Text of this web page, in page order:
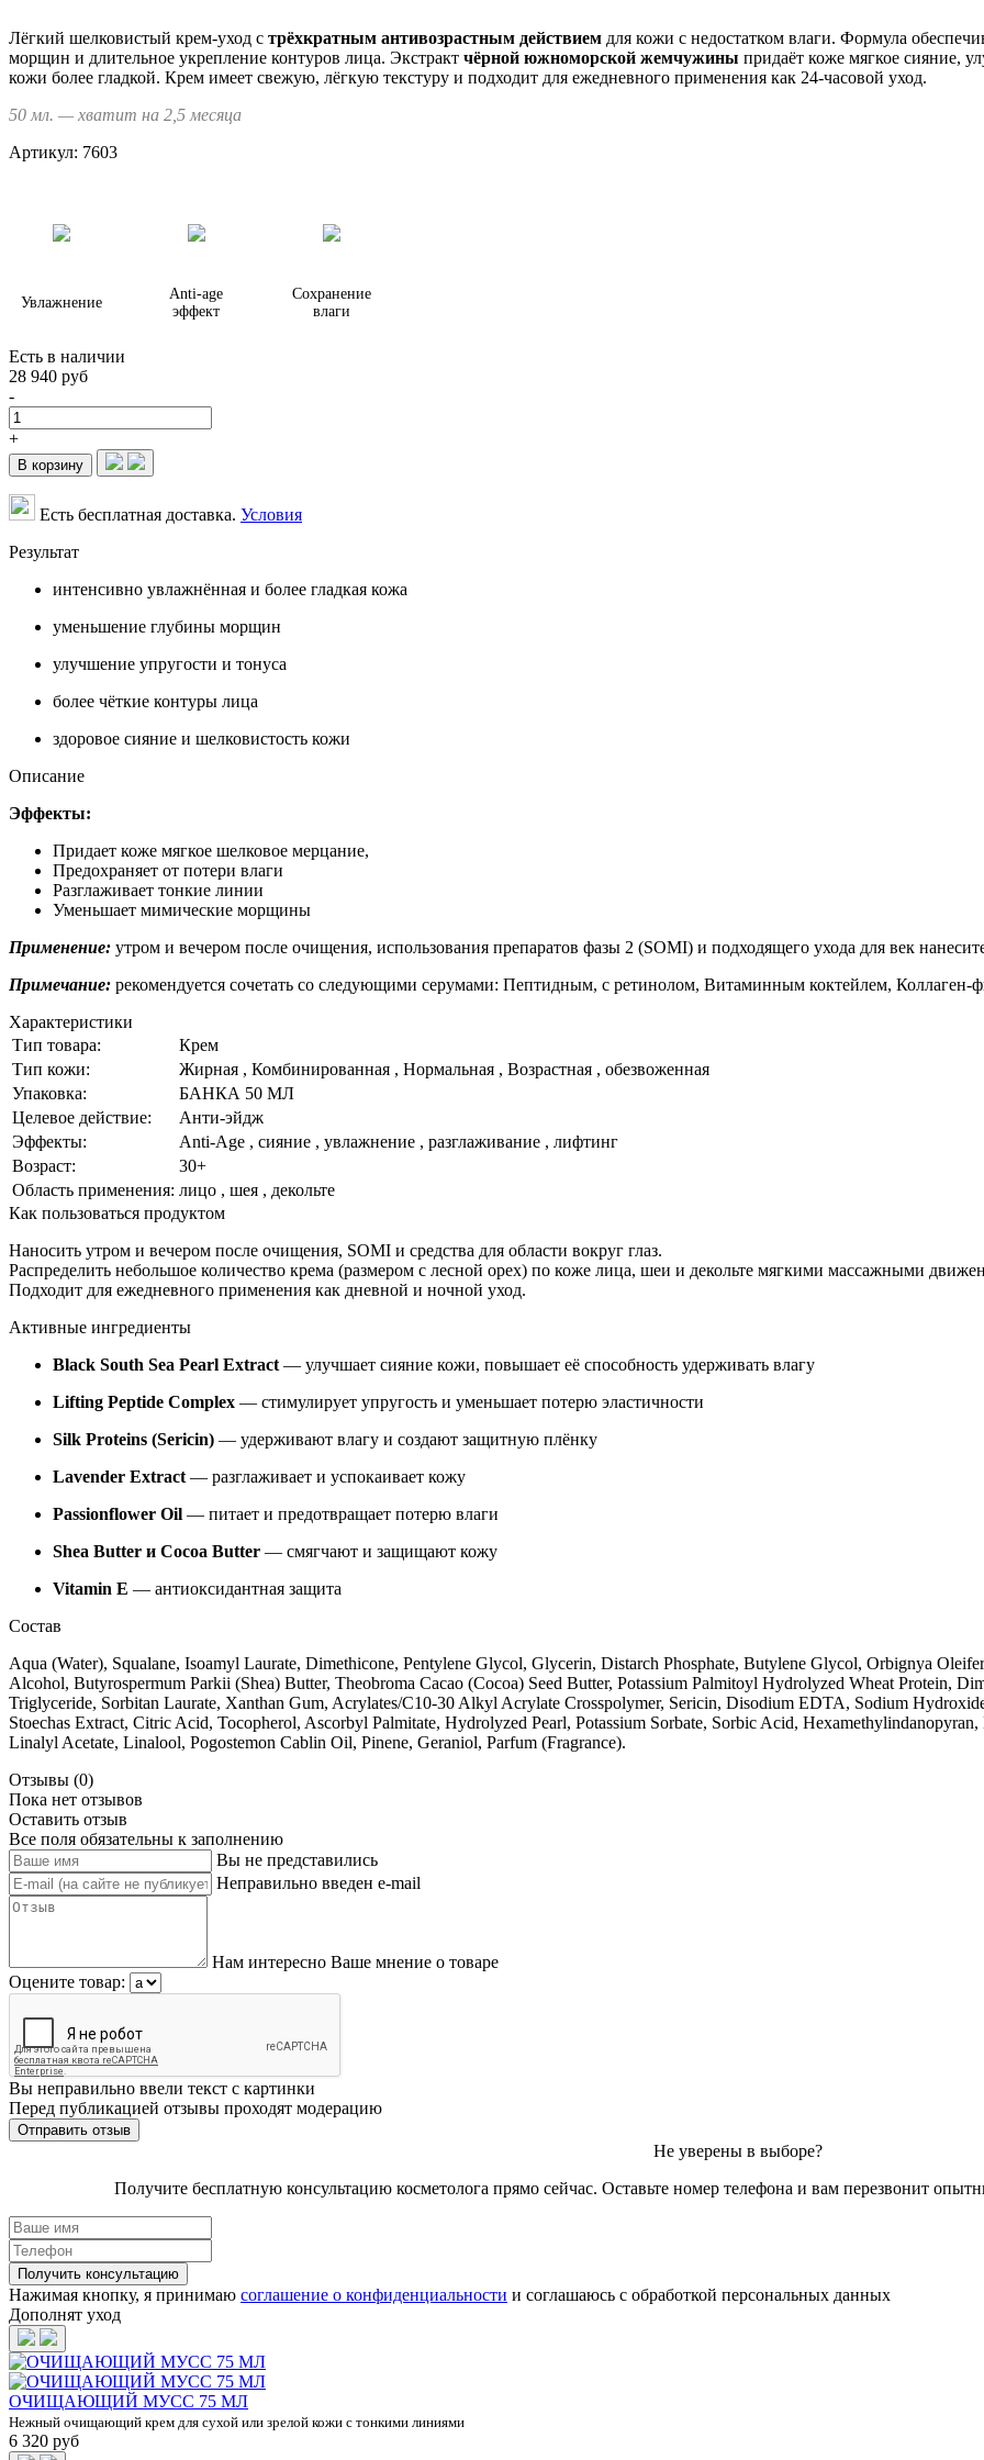
Лёгкий шелковистый крем-уход с трёхкратным антивозрастным действием для кожи с недостатком влаги. Формула
морщин и длительное укрепление контуров лица. Экстракт чёрной южноморской жемчужины придаёт коже мягкое сияние,
кожи более гладкой. Крем имеет свежую, лёгкую текстуру и подходит для ежедневного применения как 24-часовой уход.
50 мл. — хватит на 2,5 месяца
Артикул: 7603
Увлажнение
Anti-age
эффект
Сохранение
влаги
Есть в наличии
28 940 руб
-
+
В корзину
Есть бесплатная доставка. Условия
Результат
интенсивно увлажнённая и более гладкая кожа
уменьшение глубины морщин
улучшение упругости и тонуса
более чёткие контуры лица
здоровое сияние и шелковистость кожи
Описание
Эффекты:
Придает коже мягкое шелковое мерцание,
Предохраняет от потери влаги
Разглаживает тонкие линии
Уменьшает мимические морщины
Применение: утром и вечером после очищения, использования препаратов фазы 2 (SOMI) и подходящего ухода для век
Примечание: рекомендуется сочетать со следующими серумами: Пептидным, с ретинолом, Витаминным коктейлем, Коллаген-
Характеристики
Тип товара:
Крем
Тип кожи:
Жирная , Комбинированная , Нормальная , Возрастная , обезвоженная
Упаковка:
БАНКА 50 МЛ
Целевое действие:
Анти-эйдж
Эффекты:
Anti-Age , сияние , увлажнение , разглаживание , лифтинг
Возраст:
30+
Область применения: лицо , шея , декольте
Как пользоваться продуктом
Наносить утром и вечером после очищения, SOMI и средства для области вокруг глаз.
Распределить небольшое количество крема (размером с лесной орех) по коже лица, шеи и декольте мягкими массажными
Подходит для ежедневного применения как дневной и ночной уход.
Активные ингредиенты
Black South Sea Pearl Extract — улучшает сияние кожи, повышает её способность удерживать влагу
Lifting Peptide Complex — стимулирует упругость и уменьшает потерю эластичности
Silk Proteins (Sericin) — удерживают влагу и создают защитную плёнку
Lavender Extract — разглаживает и успокаивает кожу
Passionflower Oil — питает и предотвращает потерю влаги
Shea Butter и Cocoa Butter — смягчают и защищают кожу
Vitamin E — антиоксидантная защита
Состав
Aqua (Water), Squalane, Isoamyl Laurate, Dimethicone, Pentylene Glycol, Glycerin, Distarch Phosphate, Butylene Glycol, Orbignya
Alcohol, Butyrospermum Parkii (Shea) Butter, Theobroma Cacao (Cocoa) Seed Butter, Potassium Palmitoyl Hydrolyzed Wheat Protein,
Triglyceride, Sorbitan Laurate, Xanthan Gum, Acrylates/C10-30 Alkyl Acrylate Crosspolymer, Sericin, Disodium EDTA, Sodium
Stoechas Extract, Citric Acid, Tocopherol, Ascorbyl Palmitate, Hydrolyzed Pearl, Potassium Sorbate, Sorbic Acid,
Linalyl Acetate, Linalool, Pogostemon Cablin Oil, Pinene, Geraniol, Parfum (Fragrance).
Отзывы (0)
Пока нет отзывов
Оставить отзыв
Все поля обязательны к заполнению
Вы не представились
Неправильно введен e-mail
Нам интересно Ваше мнение о товаре
Оцените товар:
Вы неправильно ввели текст с картинки
Перед публикацией отзывы проходят модерацию
Не уверены в выборе?
Получите бесплатную консультацию косметолога прямо сейчас. Оставьте номер телефона и вам перезвонит
Нажимая кнопку, я принимаю соглашение о конфиденциальности и соглашаюсь с обработкой персональных данных
Дополнят уход
ОЧИЩАЮЩИЙ МУСС 75 МЛ
Нежный очищающий крем для сухой или зрелой кожи с тонкими линиями
6 320 руб